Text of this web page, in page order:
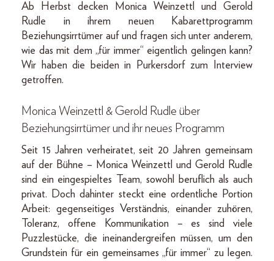
Ab Herbst decken Monica Weinzettl und Gerold
Rudle in ihrem neuen Kabarettprogramm
Beziehungsirrtümer auf und fragen sich unter anderem,
wie das mit dem „für immer“ eigentlich gelingen kann?
Wir haben die beiden in Purkersdorf zum Interview
getroffen.
Monica Weinzettl & Gerold Rudle über
Beziehungsirrtümer und ihr neues Programm
Seit 15 Jahren verheiratet, seit 20 Jahren gemeinsam
auf der Bühne – Monica Weinzettl und Gerold Rudle
sind ein eingespieltes Team, sowohl beruflich als auch
privat. Doch dahinter steckt eine ordentliche Portion
Arbeit: gegenseitiges Verständnis, einander zuhören,
Toleranz, offene Kommunikation – es sind viele
Puzzlestücke, die ineinandergreifen müssen, um den
Grundstein für ein gemeinsames „für immer“ zu legen.